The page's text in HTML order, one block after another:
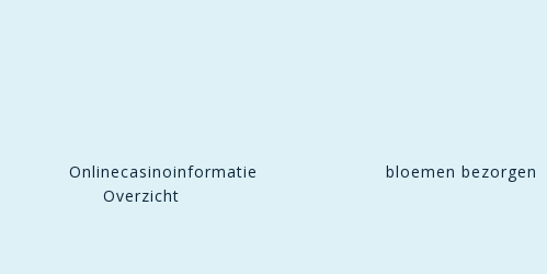
Onlinecasinoinformatie
Overzicht
bloemen bezorgen